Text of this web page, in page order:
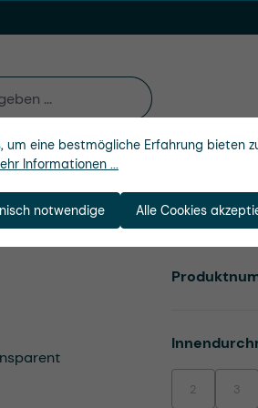
2(Diese 3
um eine bestmögliche Erfahrung bieten
Informationen ...
notwendige Alle Cookies